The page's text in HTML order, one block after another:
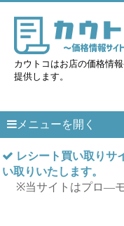
カウトコはお店の価格情
提供します。
メニューを開く
レシート買い取りサ
い取りいたします。
※当サイトはプロ―モ